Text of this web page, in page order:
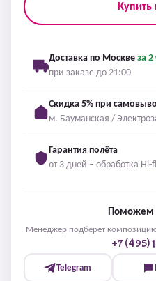
Купить
Доставка по Москве за 2
при заказе до 21:00
Скидка 5% при
м. Бауманская /
Гарантия полёта
от 3 дней – обработка
Поможем
Менеджер подберёт
+7 (495)
Telegram